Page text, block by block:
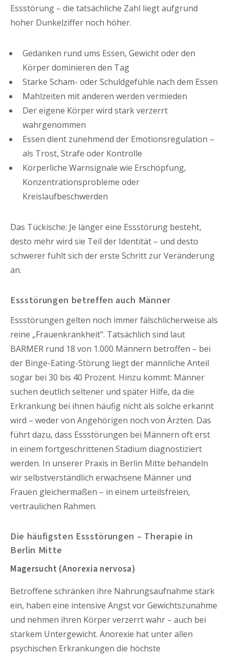
Essstörung – die tatsächliche Zahl liegt aufgrund
hoher Dunkelziffer noch höher.
Gedanken rund ums Essen, Gewicht oder den
Körper dominieren den Tag
Starke Scham- oder Schuldgefühle nach dem Essen
Mahlzeiten mit anderen werden vermieden
Der eigene Körper wird stark verzerrt
wahrgenommen
Essen dient zunehmend der Emotionsregulation –
als Trost, Strafe oder Kontrolle
Körperliche Warnsignale wie Erschöpfung,
Konzentrationsprobleme oder
Kreislaufbeschwerden
Das Tückische: Je länger eine Essstörung besteht,
desto mehr wird sie Teil der Identität – und desto
schwerer fühlt sich der erste Schritt zur Veränderung
an.
Essstörungen betreffen auch Männer
Essstörungen gelten noch immer fälschlicherweise als
reine „Frauenkrankheit". Tatsächlich sind laut
BARMER rund 18 von 1.000 Männern betroffen – bei
der Binge-Eating-Störung liegt der männliche Anteil
sogar bei 30 bis 40 Prozent. Hinzu kommt: Männer
suchen deutlich seltener und später Hilfe, da die
Erkrankung bei ihnen häufig nicht als solche erkannt
wird – weder von Angehörigen noch von Ärzten. Das
führt dazu, dass Essstörungen bei Männern oft erst
in einem fortgeschrittenen Stadium diagnostiziert
werden. In unserer Praxis in Berlin Mitte behandeln
wir selbstverständlich erwachsene Männer und
Frauen gleichermaßen – in einem urteilsfreien,
vertraulichen Rahmen.
Die häufigsten Essstörungen – Therapie in
Berlin Mitte
Magersucht (Anorexia nervosa)
Betroffene schränken ihre Nahrungsaufnahme stark
ein, haben eine intensive Angst vor Gewichtszunahme
und nehmen ihren Körper verzerrt wahr – auch bei
starkem Untergewicht. Anorexie hat unter allen
psychischen Erkrankungen die höchste